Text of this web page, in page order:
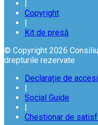
Copyright
Kit de presă
© Copyright 2026
drepturile rezervate
Declarație de
Social Guide
Chestionar de